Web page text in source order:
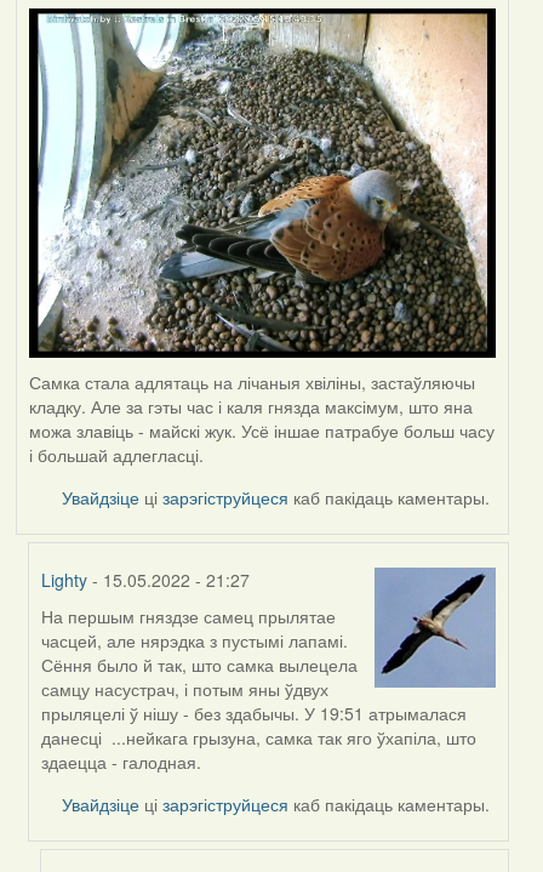
Самка стала адлятаць на лічаныя хвіліны, застаўляючы
кладку. Але за гэты час і каля гнязда максімум, што яна
можа злавіць - майскі жук. Усё іншае патрабуе больш часу
і большай адлегласці.
Увайдзіце цізарэгіструйцеся каб пакідаць каментары.
Lighty - 15.05.2022 - 21:27
In
reply
to
by
Harrier
На першым гняздзе самец прылятае
часцей, але нярэдка з пустымі лапамі.
Сёння было й так, што самка вылецела
самцу насустрач, і потым яны ўдвух
прыляцелі ў нішу - без здабычы. У 19:51 атрымалася
данесці ...нейкага грызуна, самка так яго ўхапіла, што
здаецца - галодная.
Увайдзіце цізарэгіструйцеся каб пакідаць каментары.